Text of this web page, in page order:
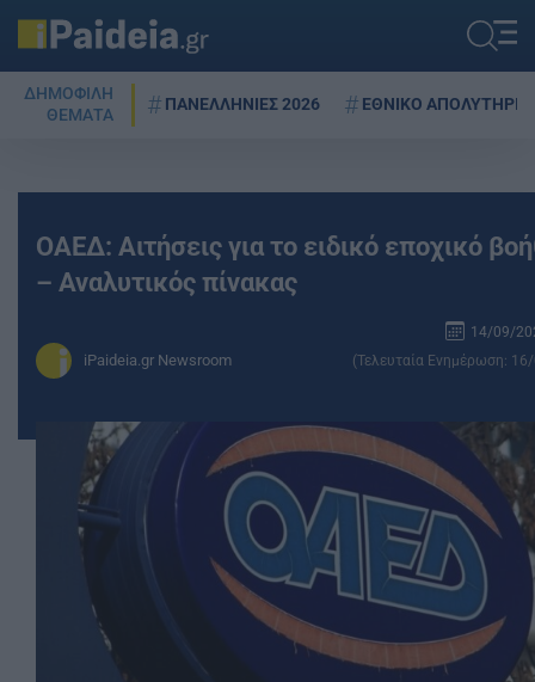
ΔΗΜΟΦΙΛΗ
ΘΕΜΑΤΑ
ΠΑΝΕΛΛΗΝΙΕΣ 2026 ΕΘΝΙΚΟ ΑΠΟΛΥΤΗΡΙΟ
ΟΑΕΔ: Αιτήσεις για το ειδικό εποχικό
– Αναλυτικός πίνακας
iPaideia.gr Newsroom
14/09/
(Τελευταία Ενημέρωση: